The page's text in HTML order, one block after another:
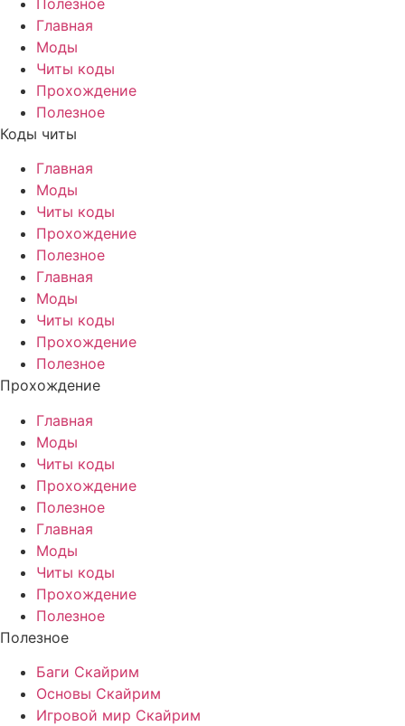
Полезное
Главная
Моды
Читы коды
Прохождение
Полезное
Коды читы
Главная
Моды
Читы коды
Прохождение
Полезное
Главная
Моды
Читы коды
Прохождение
Полезное
Прохождение
Главная
Моды
Читы коды
Прохождение
Полезное
Главная
Моды
Читы коды
Прохождение
Полезное
Полезное
Баги Скайрим
Основы Скайрим
Игровой мир Скайрим